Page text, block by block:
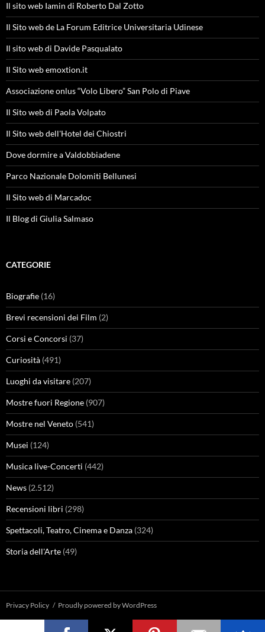
Il sito web Iamin di Roberto Dal Zotto
Il Sito web de La Forum Editrice Universitaria Udinese
Il sito web di Davide Pasqualato
Il Sito web emoxtion.it
Associazione onlus “Volo Libero” San Polo di Piave
Il Sito web di Paola Volpato
Il Sito web dell'Hotel dei Chiostri
Dove dormire a Valdobbiadene
Parco Nazionale Dolomiti Bellunesi
Il Sito web di Marcadoc
Il Blog di Giulia Salmaso
CATEGORIE
Biografie (16)
Brevi recensioni dei Film (2)
Corsi e Concorsi (37)
Curiosità (491)
Luoghi da visitare (207)
Mostre fuori Regione (907)
Mostre nel Veneto (541)
Musei (124)
Musica live-Concerti (442)
News (2.512)
Recensioni libri (298)
Spettacoli, Teatro, Cinema e Danza (324)
Storia dell'Arte (49)
Privacy Policy Proudly powered by WordPress